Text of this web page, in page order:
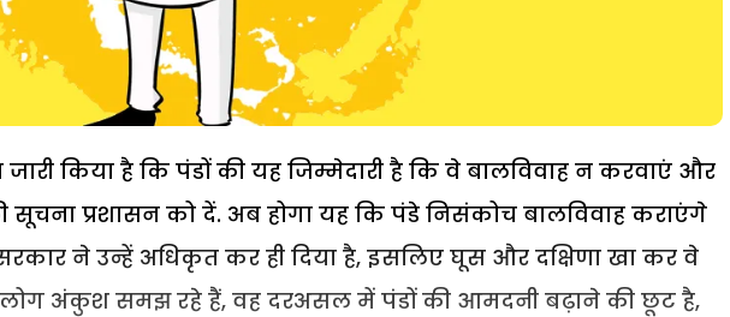
किया है कि पंडों की यह जिम्मेदारी है कि वे बालविवाह न करवाएं और
प्रशासन को दें. अब होगा यह कि पंडे निसंकोच बालविवाह कराएंगे
ने उन्हें अधिकृत कर ही दिया है, इसलिए घूस और दक्षिणा खा कर वे
लोग अंकुश समझ रहे हैं, वह दरअसल में पंडों की आमदनी बढ़ाने की छूट है,